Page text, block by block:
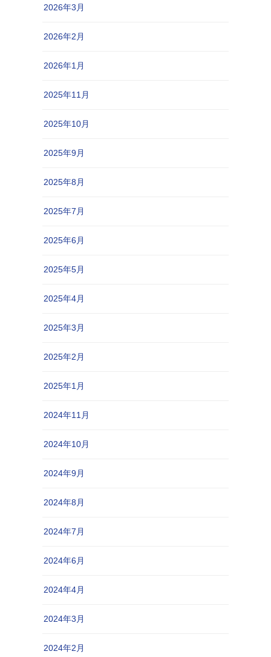
2026年3月
2026年2月
2026年1月
2025年11月
2025年10月
2025年9月
2025年8月
2025年7月
2025年6月
2025年5月
2025年4月
2025年3月
2025年2月
2025年1月
2024年11月
2024年10月
2024年9月
2024年8月
2024年7月
2024年6月
2024年4月
2024年3月
2024年2月